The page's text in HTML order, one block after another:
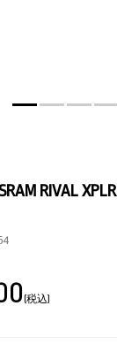
RIVAL XPLR
(税込)